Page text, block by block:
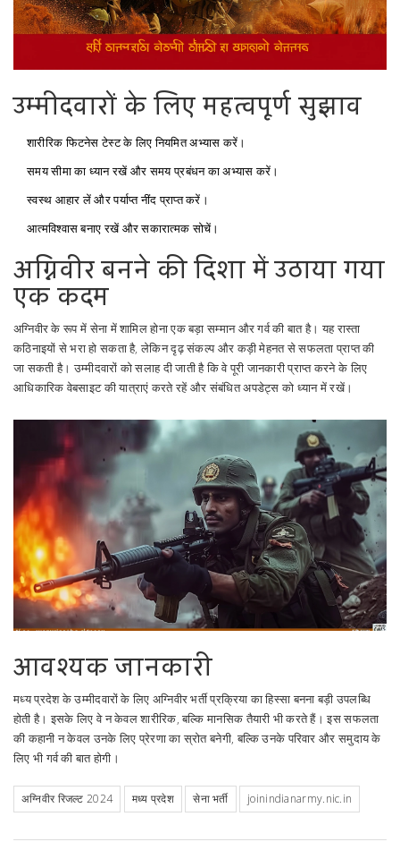
उम्मीदवारों के लिए महत्वपूर्ण सुझाव
शारीरिक फिटनेस टेस्ट के लिए नियमित अभ्यास करें।
समय सीमा का ध्यान रखें और समय प्रबंधन का अभ्यास करें।
स्वस्थ आहार लें और पर्याप्त नींद प्राप्त करें।
आत्मविश्वास बनाए रखें और सकारात्मक सोचें।
अग्निवीर बनने की दिशा में उठाया गया
एक कदम
अग्निवीर के रूप में सेना में शामिल होना एक बड़ा सम्मान और गर्व की बात है। यह रास्ता
कठिनाइयों से भरा हो सकता है, लेकिन दृढ़ संकल्प और कड़ी मेहनत से सफलता प्राप्त की
जा सकती है। उम्मीदवारों को सलाह दी जाती है कि वे पूरी जानकारी प्राप्त करने के लिए
आधिकारिक वेबसाइट की यात्राएं करते रहें और संबंधित अपडेट्स को ध्यान में रखें।
आवश्यक जानकारी
मध्य प्रदेश के उम्मीदवारों के लिए अग्निवीर भर्ती प्रक्रिया का हिस्सा बनना बड़ी उपलब्धि
होती है। इसके लिए वे न केवल शारीरिक, बल्कि मानसिक तैयारी भी करते हैं। इस सफलता
की कहानी न केवल उनके लिए प्रेरणा का स्रोत बनेगी, बल्कि उनके परिवार और समुदाय के
लिए भी गर्व की बात होगी।
अग्निवीर रिजल्ट 2024 मध्य प्रदेश सेना भर्ती joinindianarmy.nic.in